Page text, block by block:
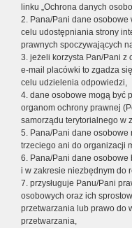
linku „Ochrona danych
2. Pana/Pani dane osobowe
celu udostępniania strony
prawnych spoczywających
3. jeżeli korzysta Pan/Pani z
e-mail placówki to zgadza
celu udzielenia odpowiedzi,
4. dane osobowe mogą być
organom ochrony prawnej
samorządu terytorialnego w
5. Pana/Pani dane
trzeciego ani do organizacji
6. Pana/Pani dane osobowe
i w zakresie niezbędnym do
7. przysługuje Panu/Pani
osobowych oraz ich
przetwarzania lub prawo do
przetwarzania,